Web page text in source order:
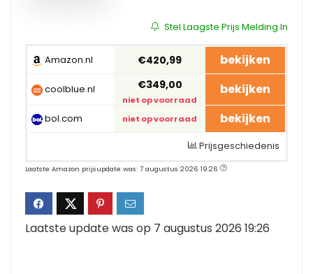
Stel Laagste Prijs Melding In
Amazon.nl €420,99 bekijken
coolblue.nl €349,00
niet op voorraad
bekijken
bol.com niet op voorraad bekijken
Prijsgeschiedenis
Laatste Amazon prijsupdate was: 7 augustus 2026 19:26
Laatste update was op 7 augustus 2026 19:26